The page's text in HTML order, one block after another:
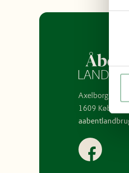
Axelborg,
1609